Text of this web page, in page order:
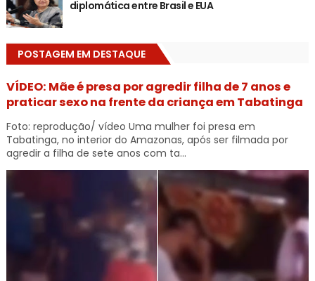
diplomática entre Brasil e EUA
POSTAGEM EM DESTAQUE
VÍDEO: Mãe é presa por agredir filha de 7 anos e
praticar sexo na frente da criança em Tabatinga
Foto: reprodução/ vídeo Uma mulher foi presa em
Tabatinga, no interior do Amazonas, após ser filmada por
agredir a filha de sete anos com ta...